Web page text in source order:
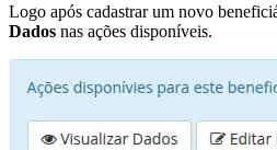
Logo após cadastrar um novo
Dados nas ações disponíveis.